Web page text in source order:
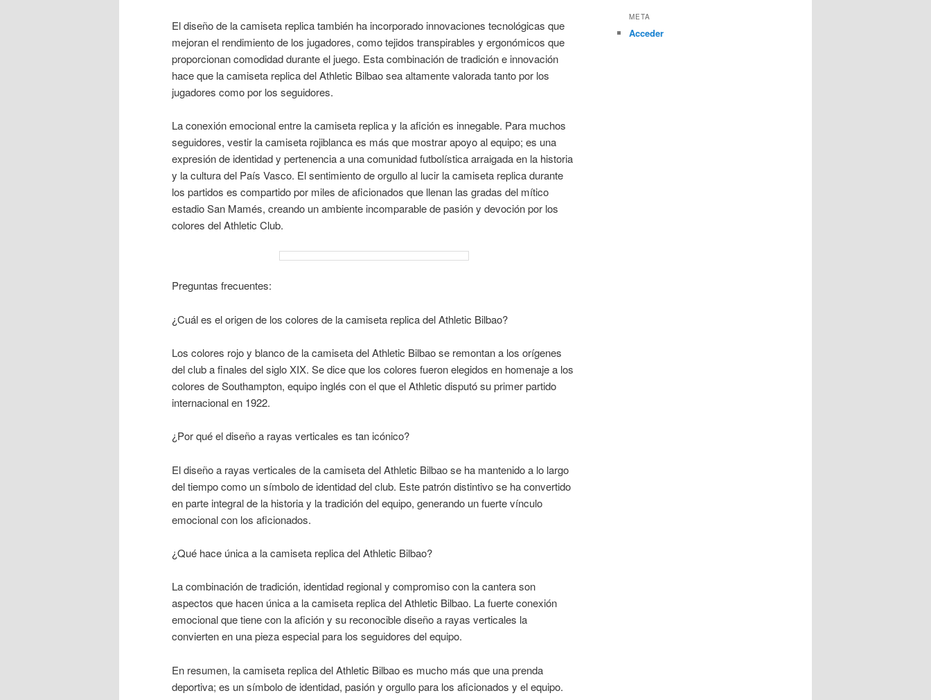
El diseño de la camiseta replica también ha incorporado innovaciones tecnológicas que
mejoran el rendimiento de los jugadores, como tejidos transpirables y ergonómicos que
proporcionan comodidad durante el juego. Esta combinación de tradición e innovación
hace que la camiseta replica del Athletic Bilbao sea altamente valorada tanto por los
jugadores como por los seguidores.
La conexión emocional entre la camiseta replica y la afición es innegable. Para muchos
seguidores, vestir la camiseta rojiblanca es más que mostrar apoyo al equipo; es una
expresión de identidad y pertenencia a una comunidad futbolística arraigada en la historia
y la cultura del País Vasco. El sentimiento de orgullo al lucir la camiseta replica durante
los partidos es compartido por miles de aficionados que llenan las gradas del mítico
estadio San Mamés, creando un ambiente incomparable de pasión y devoción por los
colores del Athletic Club.
Preguntas frecuentes:
¿Cuál es el origen de los colores de la camiseta replica del Athletic Bilbao?
Los colores rojo y blanco de la camiseta del Athletic Bilbao se remontan a los orígenes
del club a finales del siglo XIX. Se dice que los colores fueron elegidos en homenaje a los
colores de Southampton, equipo inglés con el que el Athletic disputó su primer partido
internacional en 1922.
¿Por qué el diseño a rayas verticales es tan icónico?
El diseño a rayas verticales de la camiseta del Athletic Bilbao se ha mantenido a lo largo
del tiempo como un símbolo de identidad del club. Este patrón distintivo se ha convertido
en parte integral de la historia y la tradición del equipo, generando un fuerte vínculo
emocional con los aficionados.
¿Qué hace única a la camiseta replica del Athletic Bilbao?
La combinación de tradición, identidad regional y compromiso con la cantera son
aspectos que hacen única a la camiseta replica del Athletic Bilbao. La fuerte conexión
emocional que tiene con la afición y su reconocible diseño a rayas verticales la
convierten en una pieza especial para los seguidores del equipo.
En resumen, la camiseta replica del Athletic Bilbao es mucho más que una prenda
deportiva; es un símbolo de identidad, pasión y orgullo para los aficionados y el equipo.
META
Acceder